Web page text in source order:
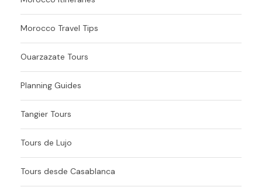
Morocco Travel Tips
Ouarzazate Tours
Planning Guides
Tangier Tours
Tours de Lujo
Tours desde Casablanca